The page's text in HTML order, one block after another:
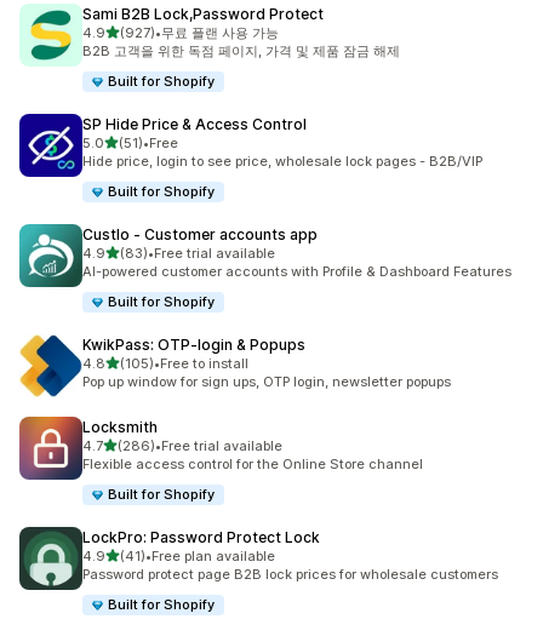
Sami B2B Lock,Password Protect
4.9별 5개 중
(927)
총 리뷰 927개
•무료 플랜 사용 가능
B2B 고객을 위한 독점 페이지, 가격 및 제품 잠금 해제
Built for Shopify
SP Hide Price & Access Control
5.0별 5개 중
(51)
총 리뷰 51개
•Free
Hide price, login to see price, wholesale lock pages - B2B/VIP
Built for Shopify
Custlo ‑ Customer accounts app
4.9별 5개 중
(83)
총 리뷰 83개
•Free trial available
AI-powered customer accounts with Profile & Dashboard Features
Built for Shopify
KwikPass: OTP‑login & Popups
4.8별 5개 중
(105)
총 리뷰 105개
•Free to install
Pop up window for sign ups, OTP login, newsletter popups
Locksmith
4.7별 5개 중
(286)
총 리뷰 286개
•Free trial available
Flexible access control for the Online Store channel
Built for Shopify
LockPro: Password Protect Lock
4.9별 5개 중
(41)
총 리뷰 41개
•Free plan available
Password protect page B2B lock prices for wholesale customers
Built for Shopify